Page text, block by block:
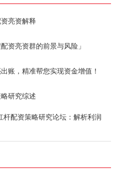
亮资解释
资亮资群的前景与风险」
账，精准帮您实现资金增值！
研究综述
杆配资策略研究论坛：解析利润